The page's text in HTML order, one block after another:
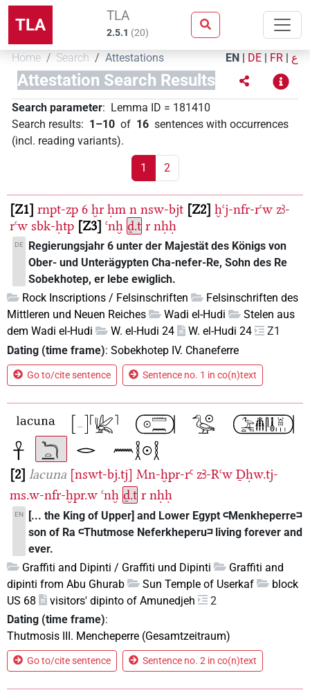
TLA TLA
2.5.1 (20)
Home Search Attestations EN | DE | FR | ع
Attestation Search Results
Search parameter: Lemma ID = 181410
Search results: 1–10 of 16 sentences with occurrences
(incl. reading variants).
1 2
Z1 rnpt-zp 6 ḫr ḥm n nsw-bjt Z2 ḫꜥj-nfr-rꜥw zꜣ-
rꜥw sbk-ḥtp Z3 ꜥnḫ ḏ.t r nḥḥ
DE
Regierungsjahr 6 unter der Majestät des Königs von
Ober- und Unterägypten Cha-nefer-Re, Sohn des Re
Sobekhotep, er lebe ewiglich.
Rock Inscriptions / Felsinschriften
Felsinschriften des
Mittleren und Neuen Reiches
Wadi el-Hudi
Stelen aus
dem Wadi el-Hudi
W. el-Hudi 24 W. el-Hudi 24
Z1
Dating (time frame): Sobekhotep IV. Chaneferre
Go to/cite sentence Sentence no. 1 in co(n)text
2 lacuna [nswt-bj.tj] Mn-ḫpr-rꜤ zꜢ-Rꜥw Ḏḥw.tj-
ms.w-nfr-ḫpr.w ꜥnḫ ḏ.t r nḥḥ
EN
[... the King of Upper] and Lower Egypt 𓍹Menkheperre𓍺
son of Ra 𓍹Thutmose Neferkheperu𓍺 living forever and
ever.
Graffiti and Dipinti / Graffiti und Dipinti
Graffiti and
dipinti from Abu Ghurab
Sun Temple of Userkaf
block
US 68
visitors' dipinto of Amunedjeh
2
Dating (time frame):
Thutmosis III. Mencheperre (Gesamtzeitraum)
Go to/cite sentence Sentence no. 2 in co(n)text